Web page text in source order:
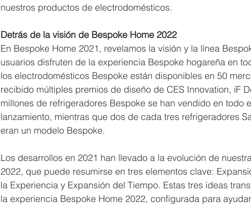
nuestros productos de electrodomésticos.
Detrás de la visión de Bespoke Home 2022
En Bespoke Home 2021, revelamos la visión y la línea
usuarios disfruten de la experiencia Bespoke hogareña en
los electrodomésticos Bespoke están disponibles en 50
recibido múltiples premios de diseño de CES Innovation, iF
millones de refrigeradores Bespoke se han vendido en todo
lanzamiento, mientras que dos de cada tres refrigeradores
eran un modelo Bespoke.
Los desarrollos en 2021 han llevado a la evolución de
2022, que puede resumirse en tres elementos clave:
la Experiencia y Expansión del Tiempo. Estas tres ideas
la experiencia Bespoke Home 2022, configurada para